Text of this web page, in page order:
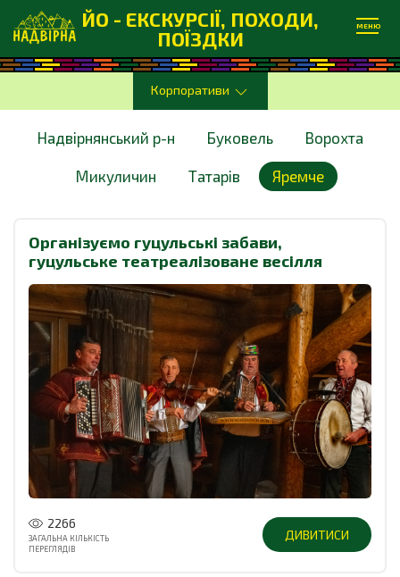
ЙО - ЕКСКУРСІЇ, ПОХОДИ,
ПОЇЗДКИ
МЕНЮ
Корпоративи
Надвірнянський р-н Буковель Ворохта
Микуличин Татарів Яремче
Організуємо гуцульські забави,
гуцульське театреалізоване весілля
2266
ЗАГАЛЬНА КІЛЬКІСТЬ
ПЕРЕГЛЯДІВ
ДИВИТИСИ